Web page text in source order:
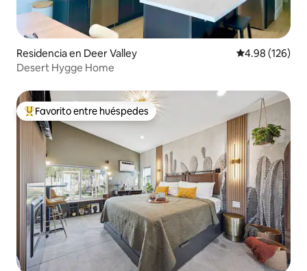
Residencia en Deer Valley Calificación
4.98 (126)
Desert Hygge Home
De los mejores en Favorito entre huéspedes
Favorito entre huéspedes